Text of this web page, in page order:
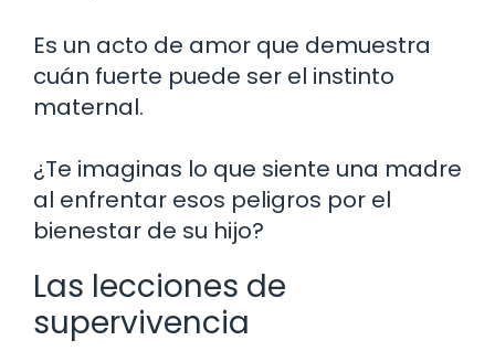
Es un acto de amor que demuestra
cuán fuerte puede ser el instinto
maternal.
¿Te imaginas lo que siente una madre
al enfrentar esos peligros por el
bienestar de su hijo?
Las lecciones de
supervivencia